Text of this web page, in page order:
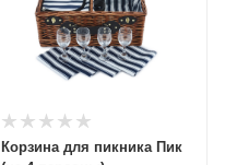
Корзина для пикника Пик